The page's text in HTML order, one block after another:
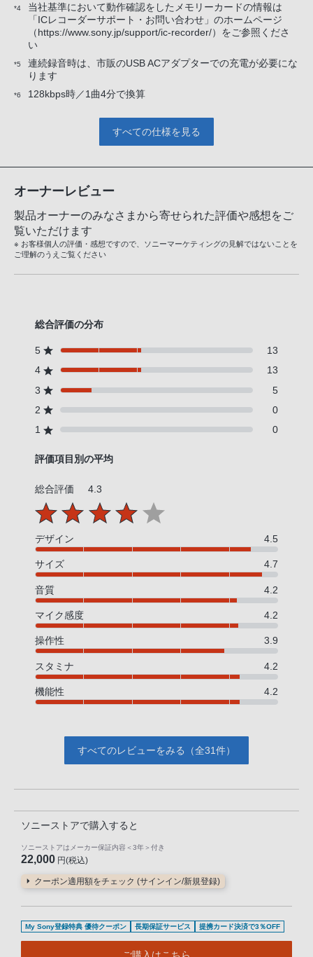
*4
当社基準において動作確認をしたメモリーカードの情報は
「ICレコーダーサポート・お問い合わせ」のホームページ
（https://www.sony.jp/support/ic-recorder/）をご参照くださ
い
*5
連続録音時は、市販のUSB ACアダプターでの充電が必要にな
ります
*6 128kbps時／1曲4分で換算
すべての仕様を見る
オーナーレビュー
製品オーナーのみなさまから寄せられた評価や感想をご
覧いただけます
※ お客様個人の評価・感想ですので、ソニーマーケティングの見解ではないことを
ご理解のうえご覧ください
総合評価の分布
5
13
4
13
3
5
2
0
1
0
評価項目別の平均
総合評価 4.3
デザイン 4.5
サイズ 4.7
音質 4.2
マイク感度 4.2
操作性 3.9
スタミナ 4.2
機能性 4.2
すべてのレビューをみる（全31件）
ソニーストアで購入すると
ソニーストアはメーカー保証内容 ＜3年＞ 付き
22,000 円(税込)
クーポン適用額をチェック (サインイン/新規登録)
My Sony登録特典 優待クーポン 長期保証サービス 提携カード決済で3％OFF